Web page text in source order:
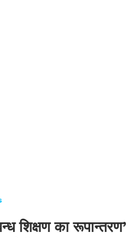
शिक्षण का रूपान्तरण’